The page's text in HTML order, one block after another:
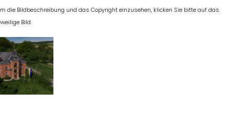
die Bildbeschreibung und das Copyright einzusehen, klicken Sie bitte auf das
Bild.